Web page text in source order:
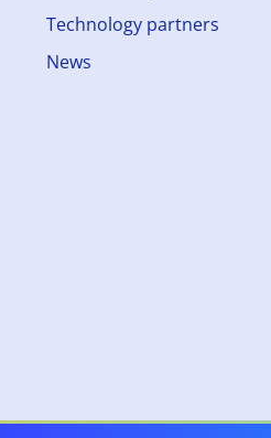
Technology partners
News